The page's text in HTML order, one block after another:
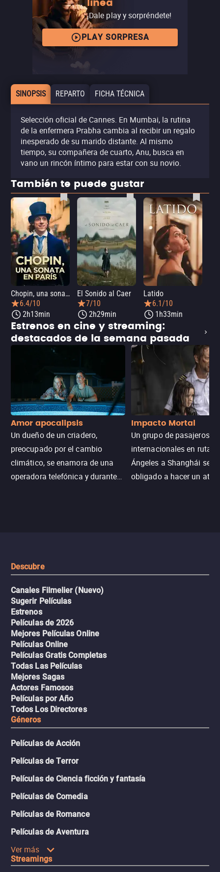
¡Dale play y sorpréndete!
PLAY SORPRESA
SINOPSIS REPARTO FICHA TÉCNICA
Selección oficial de Cannes. En Mumbai, la rutina
de la enfermera Prabha cambia al recibir un regalo
inesperado de su marido distante. Al mismo
tiempo, su compañera de cuarto, Anu, busca en
vano un rincón íntimo para estar con su novio.
También te puede gustar
Chopin, una sonata en París
6.4/10
2h13min
El Sonido al Caer
7/10
2h29min
Latido
6.1/10
1h33min
Estrenos en cine y streaming:
destacados de la semana pasada
Amor apocalipsis
Un dueño de un criadero,
preocupado por el cambio
climático, se enamora de una
operadora telefónica y durante
Impacto Mortal
Un grupo de pasajeros
internacionales en ruta
Ángeles a Shanghái se ve
obligado a hacer un
Descubre
Canales Filmelier (Nuevo)
Sugerir Películas
Estrenos
Películas de 2026
Mejores Películas Online
Películas Online
Películas Gratis Completas
Todas Las Películas
Mejores Sagas
Actores Famosos
Películas por Año
Todos Los Directores
Géneros
Películas de Acción
Películas de Terror
Películas de Ciencia ficción y fantasía
Películas de Comedia
Películas de Romance
Películas de Aventura
Ver más
Streamings